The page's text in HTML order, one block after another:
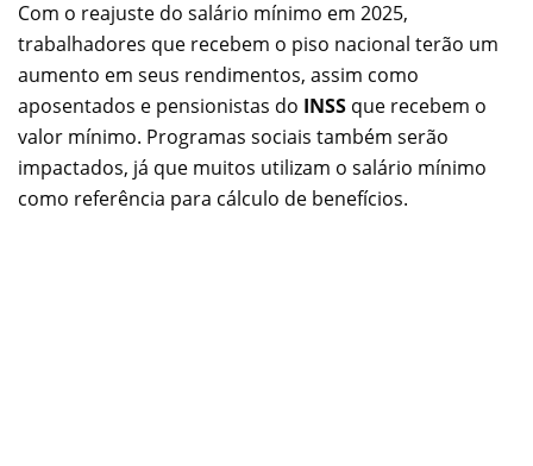
Com o reajuste do salário mínimo em 2025,
trabalhadores que recebem o piso nacional terão um
aumento em seus rendimentos, assim como
aposentados e pensionistas do INSS que recebem o
valor mínimo. Programas sociais também serão
impactados, já que muitos utilizam o salário mínimo
como referência para cálculo de benefícios.